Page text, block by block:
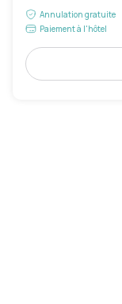
Annulation gratuite
Paiement à l'hôtel